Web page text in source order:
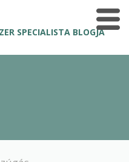
SPECIALISTA BLOGJA